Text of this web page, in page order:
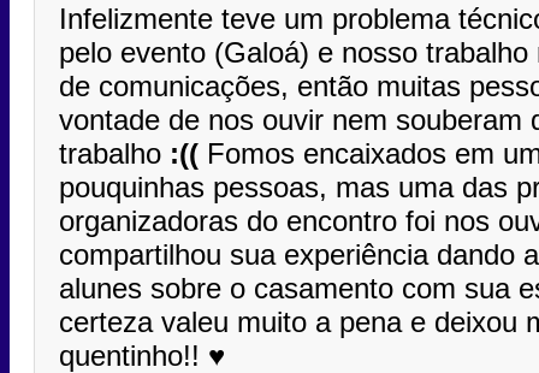
Infelizmente teve um problema
pelo evento (Galoá) e nosso
de comunicações, então muitas
vontade de nos ouvir nem souberam
trabalho :(( Fomos encaixados em
pouquinhas pessoas, mas uma das
organizadoras do encontro foi nos
compartilhou sua experiência dando
alunes sobre o casamento com sua
certeza valeu muito a pena e deixou
quentinho!! ♥